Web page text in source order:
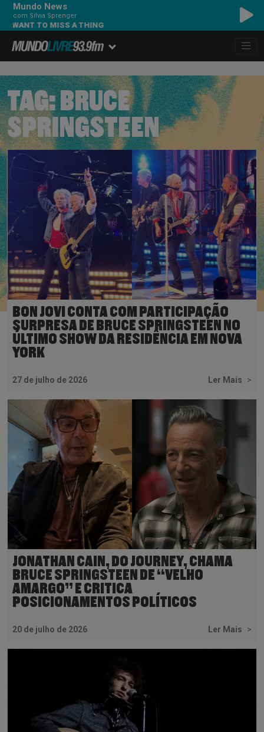
Mundo News
com Silvia Sprenger
AEROSMITH - I DON'T
TAG: BRUCE
SPRINGSTEEN
BON JOVI CONTA COM PARTICIPAÇÃO
SURPRESA DE BRUCE SPRINGSTEEN NO
ÚLTIMO SHOW DA RESIDÊNCIA EM NOVA
YORK
27 de julho de 2026 Ler Mais >
JONATHAN CAIN, DO JOURNEY, CHAMA
BRUCE SPRINGSTEEN DE “VELHO
AMARGO” E CRITICA
POSICIONAMENTOS POLÍTICOS
20 de julho de 2026 Ler Mais >